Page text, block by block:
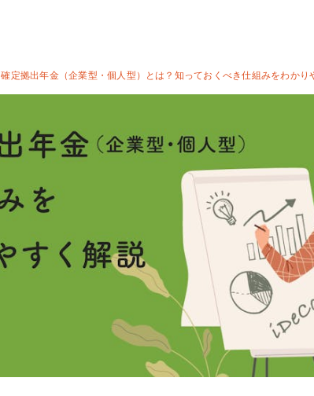
確定拠出年金（企業型・個人型）とは？知っておくべき仕組みをわかり